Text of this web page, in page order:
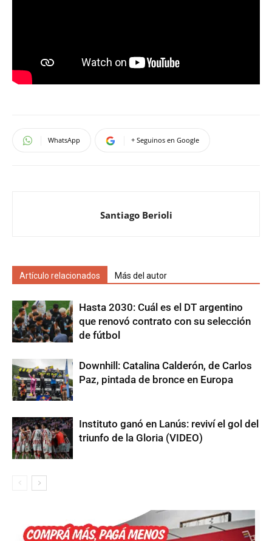
WhatsApp + Seguinos en Google
Santiago Berioli
Artículo relacionados Más del autor
Hasta 2030: Cuál es el DT argentino
que renovó contrato con su selección
de fútbol
Downhill: Catalina Calderón, de Carlos
Paz, pintada de bronce en Europa
Instituto ganó en Lanús: reviví el gol del
triunfo de la Gloria (VIDEO)